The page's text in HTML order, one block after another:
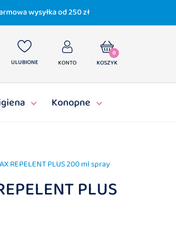
wysyłka od 250 zł
ULUBIONE KONTO
0
KOSZYK
Konopne
REPELENT PLUS 200 ml spray
PLUS